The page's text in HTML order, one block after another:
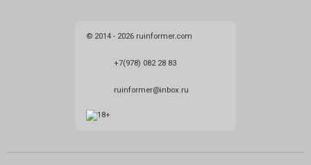
© 2014 - 2026 ruinformer.com
+7(978) 082 28 83
ruinformer@inbox.ru